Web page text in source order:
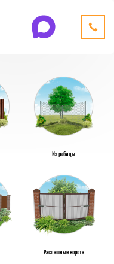
Из рабицы
Распашные ворота